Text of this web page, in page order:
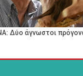
Δύο άγνωστοι